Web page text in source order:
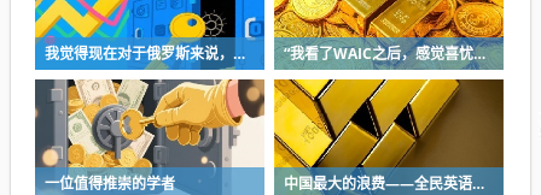
我觉得现在对于俄罗斯来说，最重要的是人口而不是继续扩大领土 “我看了WAIC之后，感觉喜忧参半，或者说喜60%忧40%”
一位值得推崇的学者 中国最大的浪费——全民英语内卷与空耗